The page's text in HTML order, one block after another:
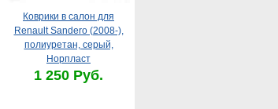
Коврики в салон для
Renault Sandero (2008-),
полиуретан, серый,
Норпласт
1 250 Руб.